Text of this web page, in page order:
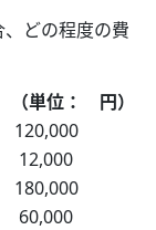
どの程度の費
単位： 円）
120,000
12,000
180,000
60,000